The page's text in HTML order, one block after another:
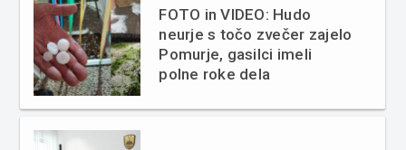
FOTO in VIDEO: Hudo
neurje s točo zvečer zajelo
Pomurje, gasilci imeli
polne roke dela